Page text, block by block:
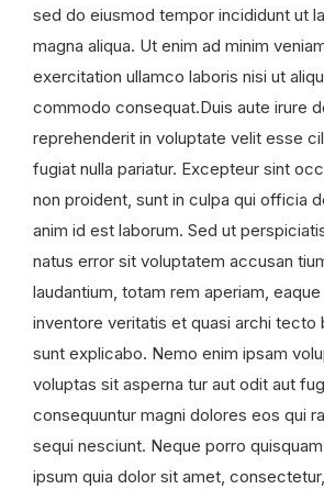
sed do eiusmod tempor incididunt ut
magna aliqua. Ut enim ad minim
exercitation ullamco laboris nisi ut
commodo consequat.Duis aute irure
reprehenderit in voluptate velit esse
fugiat nulla pariatur. Excepteur sint
non proident, sunt in culpa qui officia
anim id est laborum. Sed ut
natus error sit voluptatem accusan
laudantium, totam rem aperiam,
inventore veritatis et quasi archi tecto
sunt explicabo. Nemo enim ipsam
voluptas sit asperna tur aut odit aut
consequuntur magni dolores eos qui
sequi nesciunt. Neque porro
ipsum quia dolor sit amet,